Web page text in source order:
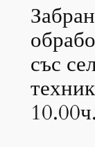
със
10.00ч.